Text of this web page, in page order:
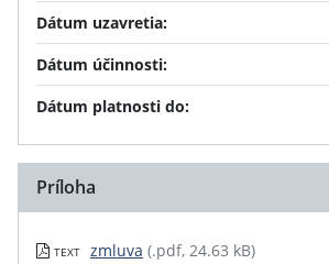
Dátum uzavretia:
Dátum účinnosti:
Dátum platnosti do:
Príloha
TEXT zmluva (.pdf, 24.63 kB)